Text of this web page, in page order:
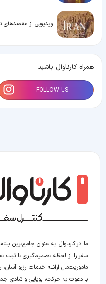
ویدیویی از مقصدهای
همراه کارناوال باشید
FOLLOW US
ما در کارناوال به عنوان جامع‌ترین
سفر را از لحظه‌ تصمیم‌گیری تا ثبت
ماموریت‌مان اراﺋــﻪ خدمات رزرو
با دعوت به حرکت، پویایی و شادی